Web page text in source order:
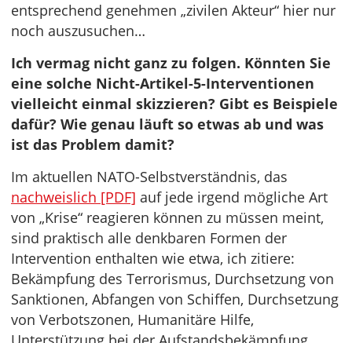
entsprechend genehmen „zivilen Akteur“ hier nur
noch auszusuchen…
Ich vermag nicht ganz zu folgen. Könnten Sie
eine solche Nicht-Artikel-5-Interventionen
vielleicht einmal skizzieren? Gibt es Beispiele
dafür? Wie genau läuft so etwas ab und was
ist das Problem damit?
Im aktuellen NATO-Selbstverständnis, das
nachweislich [PDF] auf jede irgend mögliche Art
von „Krise“ reagieren können zu müssen meint,
sind praktisch alle denkbaren Formen der
Intervention enthalten wie etwa, ich zitiere:
Bekämpfung des Terrorismus, Durchsetzung von
Sanktionen, Abfangen von Schiffen, Durchsetzung
von Verbotszonen, Humanitäre Hilfe,